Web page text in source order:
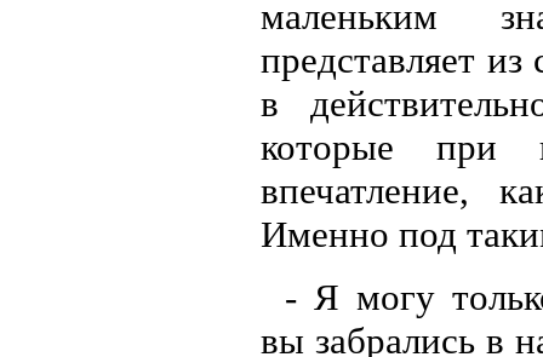
маленьким
представляет из
в
которые при
впечатление,
Именно под
- Я могу
вы забрались в